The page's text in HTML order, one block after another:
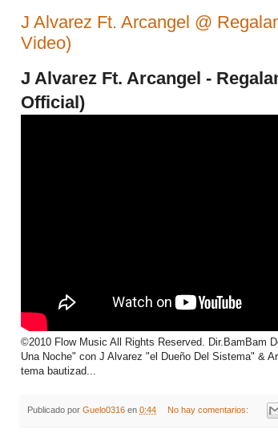
J Alvarez Ft. Arcangel @
Video)
J Alvarez Ft. Arcangel -
Official)
©2010 Flow Music All Rights Reserved. Dir.BamBam
Una Noche" con J Alvarez "el Dueño Del Sistema" &
tema bautizad...
Publicado por Guelo0316 en 0:44 No hay comentarios: